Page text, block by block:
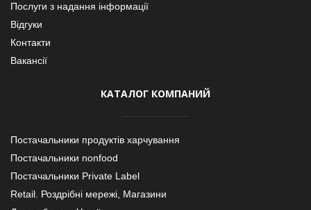
Послуги з надання інформації
Відгуки
Контакти
Вакансії
КАТАЛОГ КОМПАНИЙ
Постачальники продуктів харчування
Постачальники nonfood
Постачальники Private Label
Retail. Роздрібні мережі, Магазини